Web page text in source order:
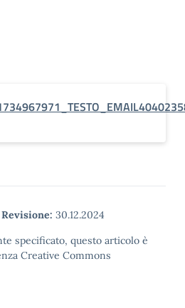
Revisione: 30.12.2024
specificato, questo articolo è
Creative Commons